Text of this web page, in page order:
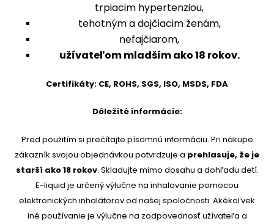
trpiacim hypertenziou,
tehotným a dojčiacim ženám,
nefajčiarom,
užívateľom mladším ako 18 rokov.
Certifikáty: CE, ROHS, SGS, ISO, MSDS, FDA
Dôležité informácie:
Pred použitím si prečítajte písomnú informáciu. Pri nákupe
zákazník svojou objednávkou potvrdzuje a prehlasuje, že je
starší ako 18 rokov. Skladujte mimo dosahu a dohľadu detí.
E-liquid je určený výlučne na inhalovanie pomocou
elektronických inhalátorov od našej spoločnosti. Akékoľvek
iné používanie je výlučne na zodpovednosť užívateľa a